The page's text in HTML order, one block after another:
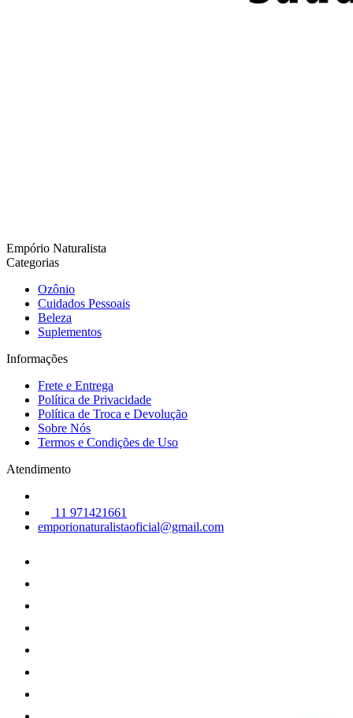
Empório Naturalista
Categorias
Ozônio
Cuidados Pessoais
Beleza
Suplementos
Informações
Frete e Entrega
Política de Privacidade
Política de Troca e Devolução
Sobre Nós
Termos e Condições de Uso
Atendimento
11 971421661
emporionaturalistaoficial@gmail.com